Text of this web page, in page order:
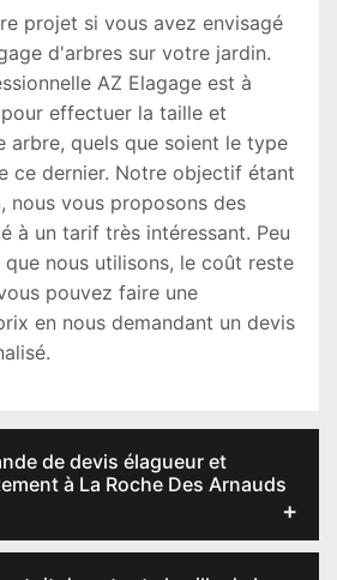
projet si vous avez envisagé
d'arbres sur votre jardin.
AZ Elagage est à
effectuer la taille et
arbre, quels que soient le type
ce dernier. Notre objectif étant
nous vous proposons des
à un tarif très intéressant. Peu
nous utilisons, le coût reste
pouvez faire une
en nous demandant un devis
de devis élagueur et
à La Roche Des Arnauds